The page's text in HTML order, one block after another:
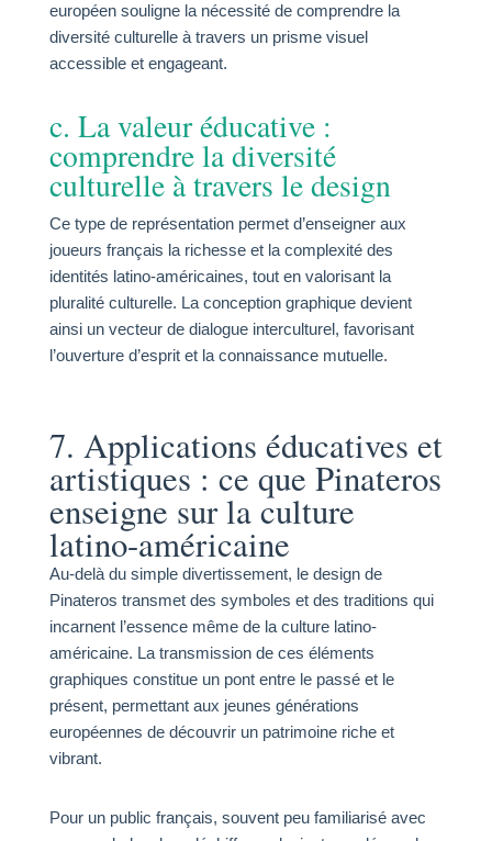
européen souligne la nécessité de comprendre la
diversité culturelle à travers un prisme visuel
accessible et engageant.
c. La valeur éducative :
comprendre la diversité
culturelle à travers le design
Ce type de représentation permet d’enseigner aux
joueurs français la richesse et la complexité des
identités latino-américaines, tout en valorisant la
pluralité culturelle. La conception graphique devient
ainsi un vecteur de dialogue interculturel, favorisant
l’ouverture d’esprit et la connaissance mutuelle.
7. Applications éducatives et
artistiques : ce que Pinateros
enseigne sur la culture
latino-américaine
Au-delà du simple divertissement, le design de
Pinateros transmet des symboles et des traditions qui
incarnent l’essence même de la culture latino-
américaine. La transmission de ces éléments
graphiques constitue un pont entre le passé et le
présent, permettant aux jeunes générations
européennes de découvrir un patrimoine riche et
vibrant.
Pour un public français, souvent peu familiarisé avec